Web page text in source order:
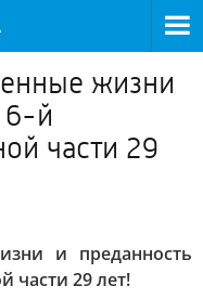
жизни
6-й
части 29
и преданность
части 29 лет!